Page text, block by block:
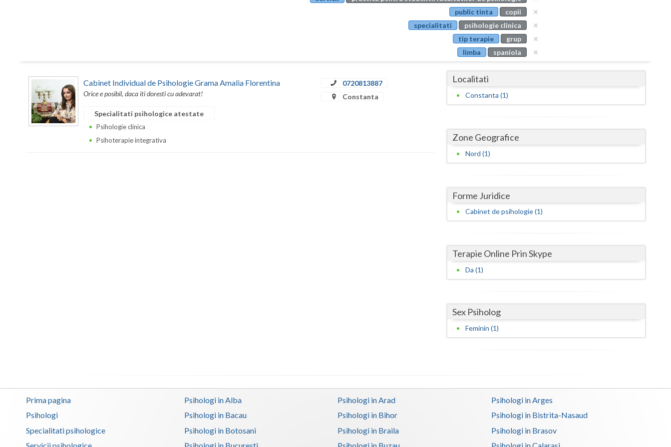
Buzau
Calarasi
Caras-Severin
Covasna
Dolj
Galati
Giurgiu
Gorj
Hunedoara
Ilfov
Olt
Salaj
public tinta
copii
specialitati
psihologie clinica
tip terapie
grup
limba
spaniola
Cabinet Individual de Psihologie Grama Amalia Florentina
Orice e posibil, daca iti doresti cu adevarat!
0720813887
Constanta
Specialitati psihologice atestate
Psihologie clinica
Psihoterapie integrativa
Localitati
Constanta (1)
Zone Geografice
Nord (1)
Forme Juridice
Cabinet de psihologie (1)
Terapie Online Prin Skype
Da (1)
Sex Psiholog
Feminin (1)
Prima pagina
Psihologi
Specialitati psihologice
Psihologi in Alba Psihologi in Arad
Psihologi in Arges
Psihologi in Bacau
Psihologi in Bihor
Psihologi in Bistrita-Nasaud
Psihologi in Botosani
Psihologi in Braila
Psihologi in Brasov